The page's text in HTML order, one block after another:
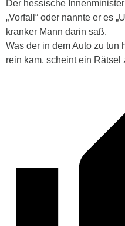
Der hessische
„Vorfall“ oder nannte er es
kranker Mann darin saß.
Was der in dem Auto zu tun
rein kam, scheint ein Rätsel